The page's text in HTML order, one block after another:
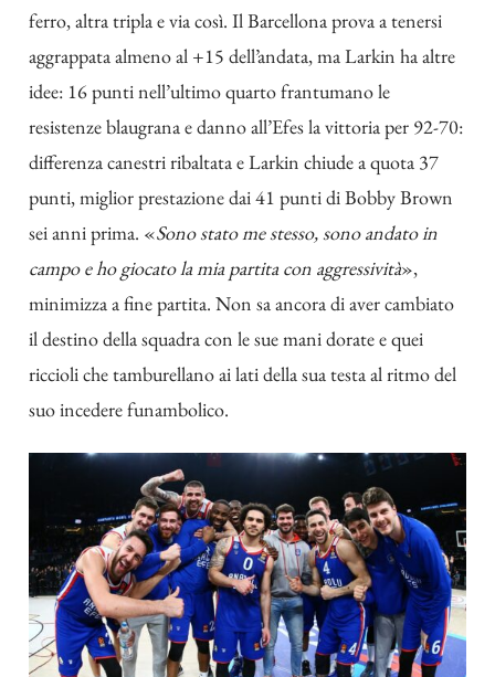
ferro, altra tripla e via così. Il Barcellona prova a tenersi
aggrappata almeno al +15 dell’andata, ma Larkin ha altre
idee: 16 punti nell’ultimo quarto frantumano le
resistenze blaugrana e danno all’Efes la vittoria per 92-70:
differenza canestri ribaltata e Larkin chiude a quota 37
punti, miglior prestazione dai 41 punti di Bobby Brown
sei anni prima. «Sono stato me stesso, sono andato in
campo e ho giocato la mia partita con aggressività»,
minimizza a fine partita. Non sa ancora di aver cambiato
il destino della squadra con le sue mani dorate e quei
riccioli che tamburellano ai lati della sua testa al ritmo del
suo incedere funambolico.